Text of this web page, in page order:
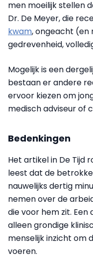
men moeilijk stellen
Dr. De Meyer, die
kwam, ongeacht (en
gedrevenheid,
Mogelijk is een
bestaan er andere
ervoor kiezen om
medisch adviseur of
Bedenkingen
Het artikel in De Tijd
leest dat de
nauwelijks dertig
nemen over de
die voor hem zit.
alleen grondige
menselijk inzicht om
voeren.